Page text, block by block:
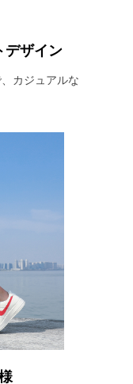
デザイン
カジュアルな